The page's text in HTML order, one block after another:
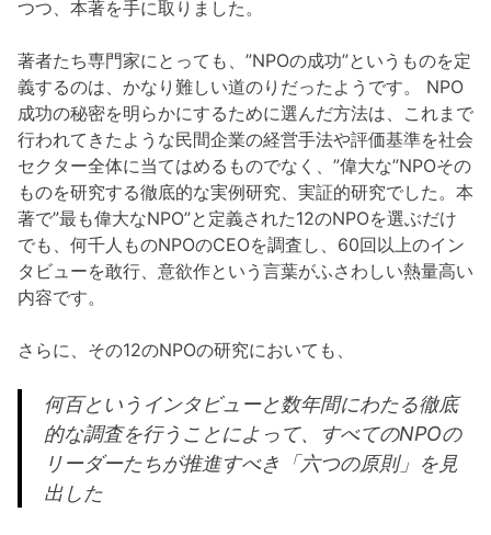
つつ、本著を手に取りました。
著者たち専門家にとっても、”NPOの成功”というものを定
義するのは、かなり難しい道のりだったようです。 NPO
成功の秘密を明らかにするために選んだ方法は、これまで
行われてきたような民間企業の経営手法や評価基準を社会
セクター全体に当てはめるものでなく、”偉大な”NPOその
ものを研究する徹底的な実例研究、実証的研究でした。本
著で”最も偉大なNPO”と定義された12のNPOを選ぶだけ
でも、何千人ものNPOのCEOを調査し、60回以上のイン
タビューを敢行、意欲作という言葉がふさわしい熱量高い
内容です。
さらに、その12のNPOの研究においても、
何百というインタビューと数年間にわたる徹底
的な調査を行うことによって、すべてのNPOの
リーダーたちが推進すべき「六つの原則」を見
出した